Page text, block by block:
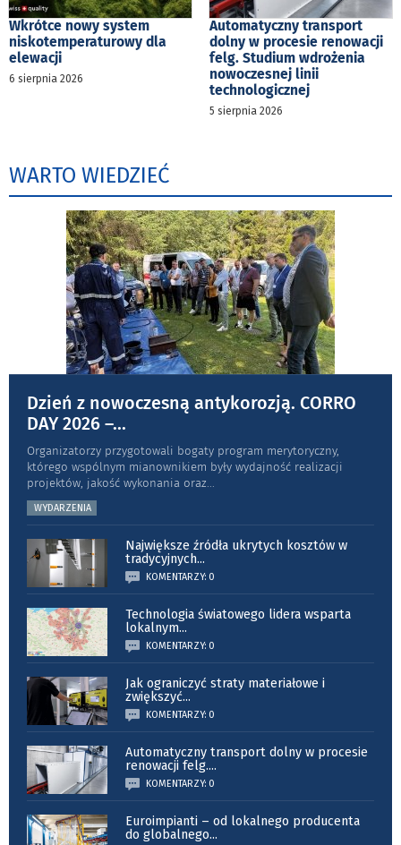
Wkrótce nowy system
niskotemperaturowy dla
elewacji
6 sierpnia 2026
Automatyczny transport
dolny w procesie renowacji
felg. Studium wdrożenia
nowoczesnej linii
technologicznej
5 sierpnia 2026
WARTO WIEDZIEĆ
Dzień z nowoczesną antykorozją. CORRO
DAY 2026 –...
Organizatorzy przygotowali bogaty program merytoryczny,
którego wspólnym mianownikiem były wydajność realizacji
projektów, jakość wykonania oraz
WYDARZENIA
Największe źródła ukrytych kosztów w
tradycyjnych...
KOMENTARZY: 0
Technologia światowego lidera wsparta
lokalnym...
KOMENTARZY: 0
Jak ograniczyć straty materiałowe i
zwiększyć...
KOMENTARZY: 0
Automatyczny transport dolny w procesie
renowacji felg....
KOMENTARZY: 0
Euroimpianti – od lokalnego producenta
do globalnego...